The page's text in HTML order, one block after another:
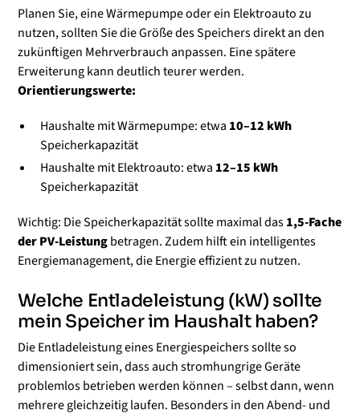
Planen Sie, eine Wärmepumpe oder ein Elektroauto zu
nutzen, sollten Sie die Größe des Speichers direkt an den
zukünftigen Mehrverbrauch anpassen. Eine spätere
Erweiterung kann deutlich teurer werden.
Orientierungswerte:
Haushalte mit Wärmepumpe: etwa 10–12 kWh
Speicherkapazität
Haushalte mit Elektroauto: etwa 12–15 kWh
Speicherkapazität
Wichtig: Die Speicherkapazität sollte maximal das1,5-Fache
der PV-Leistungbetragen. Zudem hilft ein intelligentes
Energiemanagement, die Energie effizient zu nutzen.
Welche Entladeleistung (kW) sollte
mein Speicher im Haushalt haben?
Die Entladeleistung eines Energiespeichers sollte so
dimensioniert sein, dass auch stromhungrige Geräte
problemlos betrieben werden können – selbst dann, wenn
mehrere gleichzeitig laufen. Besonders in den Abend- und